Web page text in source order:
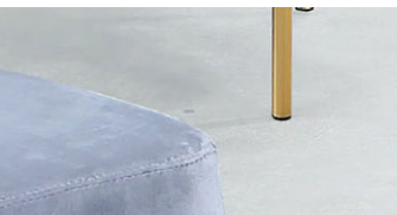
峨眉鄉、五峰鄉、橫山、北埔鄉、尖石
雙溪、貢寮、烏來、平溪、九份、石
、村)、樓梯太小、無法搬運上樓等因
他的吊掛方式吊運，費用將由買方自